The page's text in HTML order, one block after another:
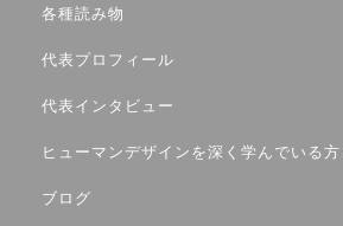
各種読み物
代表プロフィール
代表インタビュー
ヒューマンデザインを深く学んでいる
ブログ